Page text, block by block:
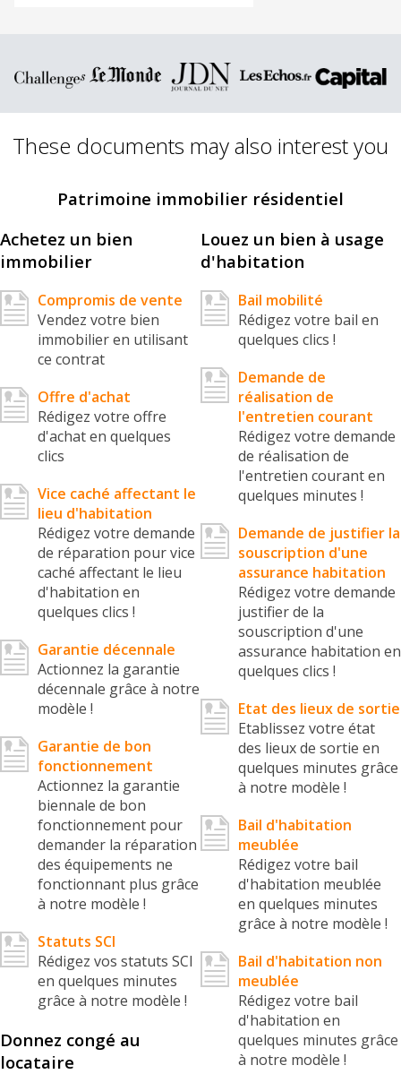
These documents may also interest you
Patrimoine immobilier résidentiel
Achetez un bien
immobilier
Compromis de vente
Vendez votre bien
immobilier en utilisant
ce contrat
Offre d'achat
Rédigez votre offre
d'achat en quelques
clics
Vice caché affectant le
lieu d'habitation
Rédigez votre demande
de réparation pour vice
caché affectant le lieu
d'habitation en
quelques clics !
Garantie décennale
Actionnez la garantie
décennale grâce à notre
modèle !
Garantie de bon
fonctionnement
Actionnez la garantie
biennale de bon
fonctionnement pour
demander la réparation
des équipements ne
fonctionnant plus grâce
à notre modèle !
Statuts SCI
Rédigez vos statuts SCI
en quelques minutes
grâce à notre modèle !
Donnez congé au
locataire
Louez un bien à usage
d'habitation
Bail mobilité
Rédigez votre bail en
quelques clics !
Demande de
réalisation de
l'entretien courant
Rédigez votre demande
de réalisation de
l'entretien courant en
quelques minutes !
Demande de justifier la
souscription d'une
assurance habitation
Rédigez votre demande
justifier de la
souscription d'une
assurance habitation en
quelques clics !
Etat des lieux de sortie
Etablissez votre état
des lieux de sortie en
quelques minutes grâce
à notre modèle !
Bail d'habitation
meublée
Rédigez votre bail
d'habitation meublée
en quelques minutes
grâce à notre modèle !
Bail d'habitation non
meublée
Rédigez votre bail
d'habitation en
quelques minutes grâce
à notre modèle !